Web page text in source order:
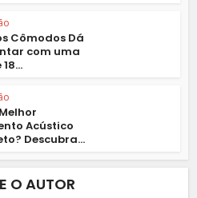
Cômodos Dá
com uma
Acústico
Descubra...
O AUTOR